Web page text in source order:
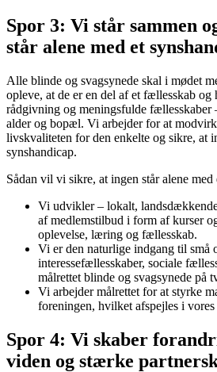
Spor 3: Vi står sammen
står alene med et
Alle blinde og svagsynede skal i mødet
opleve, at de er en del af et fællesskab og
rådgivning og meningsfulde fællesskaber
alder og bopæl. Vi arbejder for at
livskvaliteten for den enkelte og sikre, at
synshandicap.
Sådan vil vi sikre, at ingen står alene med
Vi udvikler – lokalt,
af medlemstilbud i form af kurser
oplevelse, læring og fællesskab.
Vi er den naturlige indgang til små
interessefællesskaber, sociale
målrettet blinde og svagsynede på
Vi arbejder målrettet for at styrke
foreningen, hvilket afspejles i
Spor 4: Vi skaber
viden og stærke